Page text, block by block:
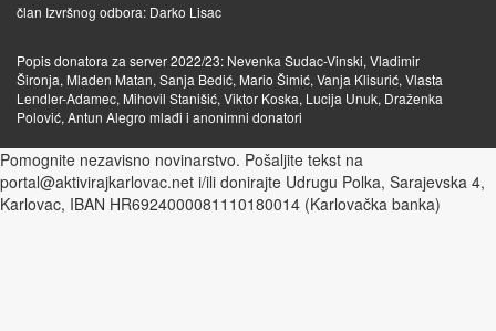
član Izvršnog odbora: Darko Lisac
Popis donatora za server 2022/23: Nevenka Sudac-Vinski, Vladimir
Šironja, Mladen Matan, Sanja Bedić, Mario Šimić, Vanja Klisurić, Vlasta
Lendler-Adamec, Mihovil Stanišić, Viktor Koska, Lucija Unuk, Draženka
Polović, Antun Alegro mlađi i anonimni donatori
Pomognite nezavisno novinarstvo. Pošaljite tekst na
portal@aktivirajkarlovac.net i/ili donirajte Udrugu Polka, Sarajevska 4,
Karlovac, IBAN HR6924000081110180014 (Karlovačka banka)